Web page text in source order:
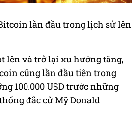
lần đầu trong lịch sử lên
lên và trở lại xu hướng tăng,
cũng lần đầu tiên trong
100.000 USD trước những
đắc cử Mỹ Donald